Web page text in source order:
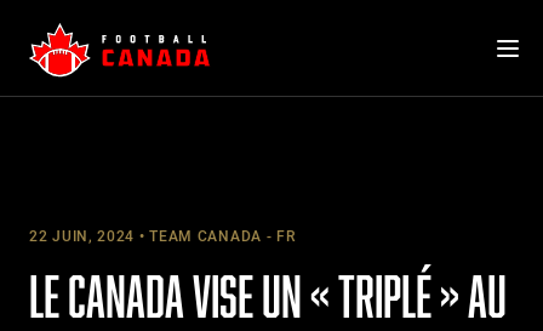
content
22 JUIN, 2024 TEAM CANADA - FR
LE CANADA VISE UN « TRIPLÉ » AU